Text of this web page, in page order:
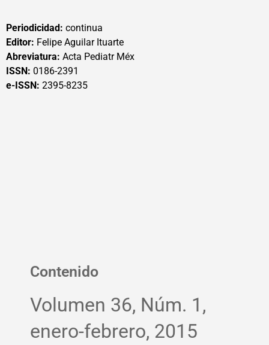
Periodicidad: continua
Editor: Felipe Aguilar Ituarte
Abreviatura: Acta Pediatr Méx
ISSN: 0186-2391
e-ISSN: 2395-8235
Contenido
Volumen 36, Núm. 1,
enero-febrero, 2015